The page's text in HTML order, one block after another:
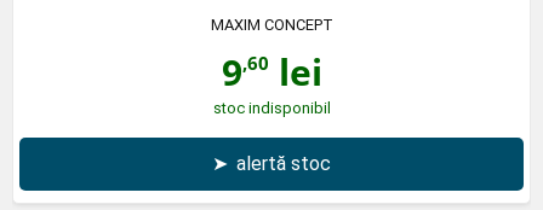
MAXIM CONCEPT
9,60 lei
stoc indisponibil
➤ alertă stoc